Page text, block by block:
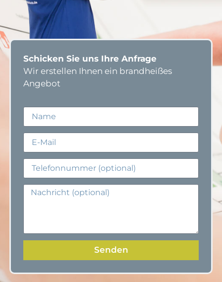
Schicken Sie uns Ihre Anfrage
Wir erstellen Ihnen ein brandheißes
Angebot
Senden